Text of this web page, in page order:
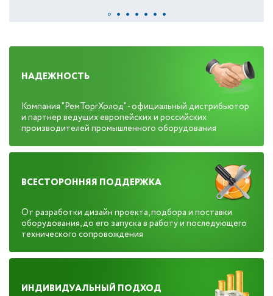
НАДЕЖНОСТЬ
Компания "РемТоргХолод" - официальный дистрибьютор
и партнер ведущих европейских и российских
производителей промышленного оборудования
ВСЕСТОРОННЯЯ ПОДДЕРЖКА
От разработки дизайн проекта, подбора и поставки
оборудования, до его запуска в работу и последующего
технического сопровождения
ИНДИВИДУАЛЬНЫЙ ПОДХОД